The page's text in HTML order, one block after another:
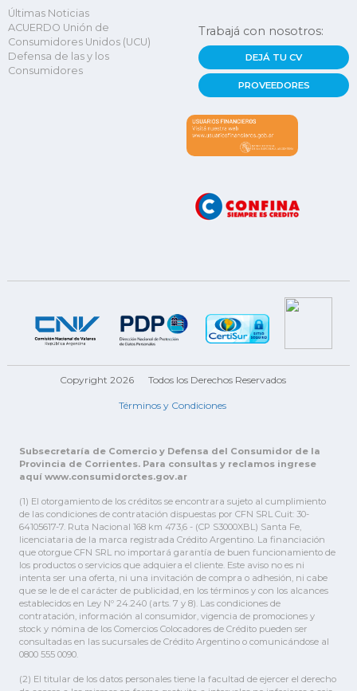
Últimas Noticias
ACUERDO Unión de
Consumidores Unidos (UCU)
Defensa de las y los
Consumidores
Trabajá con nosotros:
DEJÁ TU CV
PROVEEDORES
Copyright 2026 Todos los Derechos Reservados
Términos y Condiciones
Subsecretaría de Comercio y Defensa del Consumidor de la
Provincia de Corrientes. Para consultas y reclamos ingrese
aquí www.consumidorctes.gov.ar
(1) El otorgamiento de los créditos se encontrara sujeto al cumplimiento
de las condiciones de contratación dispuestas por CFN SRL Cuit: 30-
64105617-7. Ruta Nacional 168 km 473,6 - (CP S3000XBL) Santa Fe,
licenciataria de la marca registrada Crédito Argentino. La financiación
que otorgue CFN SRL no importará garantía de buen funcionamiento de
los productos o servicios que adquiera el cliente. Este aviso no es ni
intenta ser una oferta, ni una invitación de compra o adhesión, ni cabe
que se le de el carácter de publicidad, en los términos y con los alcances
establecidos en Ley Nº 24.240 (arts. 7 y 8). Las condiciones de
contratación, información al consumidor, vigencia de promociones y
stock y nómina de los Comercios Colocadores de Crédito pueden ser
consultadas en las sucursales de Crédito Argentino o comunicándose al
0800 555 0090.
(2) El titular de los datos personales tiene la facultad de ejercer el derecho